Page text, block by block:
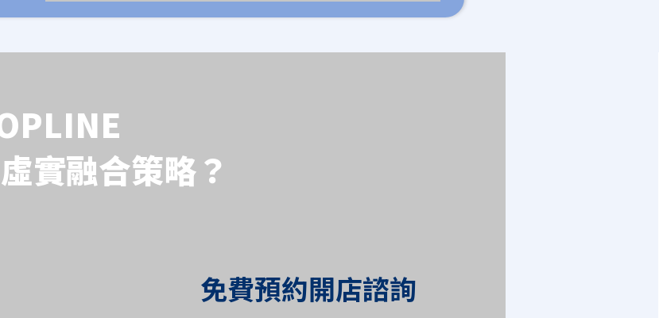
實融合策略？
免費預約開店諮詢